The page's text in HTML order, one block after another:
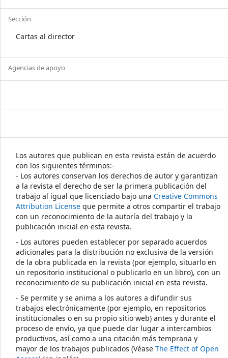
Sección
Cartas al director
Agencias de apoyo
Los autores que publican en esta revista están de acuerdo
con los siguientes términos:-
- Los autores conservan los derechos de autor y garantizan
a la revista el derecho de ser la primera publicación del
trabajo al igual que licenciado bajo una Creative Commons
Attribution License que permite a otros compartir el trabajo
con un reconocimiento de la autoría del trabajo y la
publicación inicial en esta revista.
- Los autores pueden establecer por separado acuerdos
adicionales para la distribución no exclusiva de la versión
de la obra publicada en la revista (por ejemplo, situarlo en
un repositorio institucional o publicarlo en un libro), con un
reconocimiento de su publicación inicial en esta revista.
- Se permite y se anima a los autores a difundir sus
trabajos electrónicamente (por ejemplo, en repositorios
institucionales o en su propio sitio web) antes y durante el
proceso de envío, ya que puede dar lugar a intercambios
productivos, así como a una citación más temprana y
mayor de los trabajos publicados (Véase The Effect of Open